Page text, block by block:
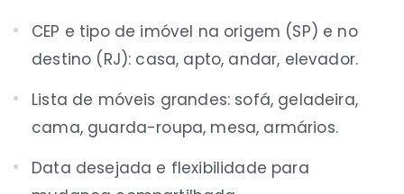
CEP e tipo de imóvel na origem (SP) e no
destino (RJ): casa, apto, andar, elevador.
Lista de móveis grandes: sofá, geladeira,
cama, guarda-roupa, mesa, armários.
Data desejada e flexibilidade para